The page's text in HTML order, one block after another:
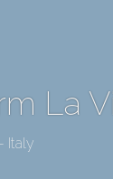
La
Italy